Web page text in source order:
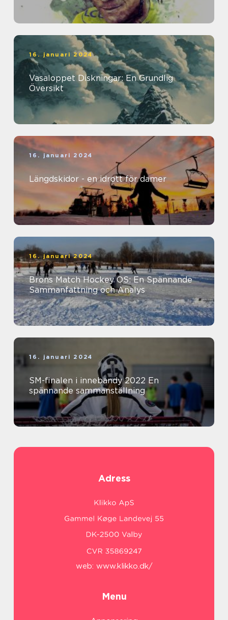
16. januari 2024
Vasaloppet Diskningar: En Grundlig
Översikt
16. januari 2024
Längdskidor - en idrott för damer
16. januari 2024
Brons Match Hockey OS: En Spännande
Sammanfattning och Analys
16. januari 2024
SM-finalen i innebandy 2022 En
spännande sammanställning
Adress
web: www.klikko.dk/
Menu